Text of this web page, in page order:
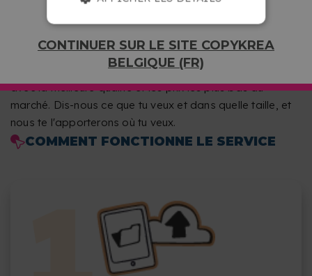
CONTINUER SUR LE SITE COPYKREA
BELGIQUE (FR)
tes copies en couleur ou en noir et blanc, recto verso ou
l'orientation et le type de finition.
Chez Copykrea, nous imprimons tes PDF en A3, A4 ou A5
avec la meilleure qualité et les prix les plus bas du
marché. Dis-nous ce que tu veux et dans quelle taille, et
nous te l'apporterons où tu veux.
COMMENT FONCTIONNE LE SERVICE